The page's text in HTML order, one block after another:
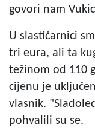
govori nam
U slastičarnici
tri eura, ali ta
težinom od 110
cijenu je
vlasnik.
pohvalili su se.